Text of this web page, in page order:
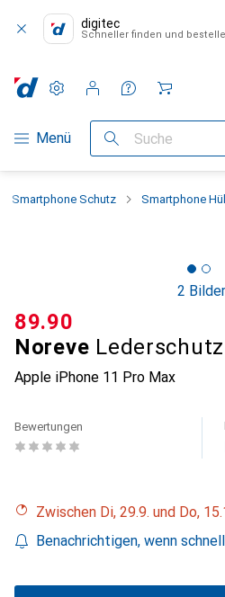
digitec
Schneller finden und
Navigation nach Kategorien
Menü Suche
Einstellungen
Kundenkonto
Vergleichslisten
Merklisten
Warenkorb
Smartphone Schutz Smartphone
2 Bilder
Noreve
Apple iPhone 11 Pro Max
CHF
89.90
Bewertungen
Zwischen Di, 29.9. und Do,
Benachrichtigen, wenn